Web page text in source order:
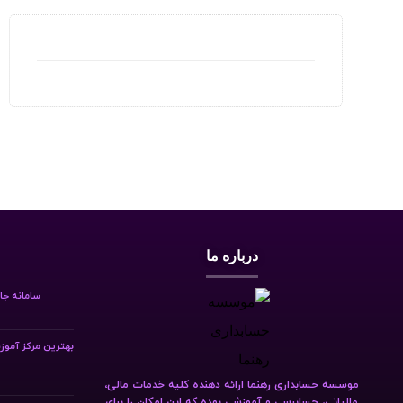
درباره ما
موسسه حسابداری رهنما ارائه دهنده کلیه خدمات مالی،
سامانه
بهترین مرکز